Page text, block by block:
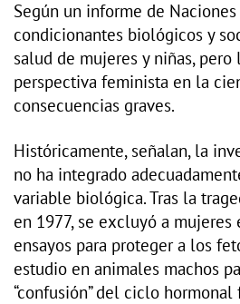
Según un informe de Naciones
condicionantes biológicos y
salud de mujeres y niñas, pero
perspectiva feminista en la
consecuencias graves.
Históricamente, señalan, la
no ha integrado
variable biológica. Tras la
en 1977, se excluyó a
ensayos para proteger a los
estudio en animales machos
“confusión” del ciclo hormonal